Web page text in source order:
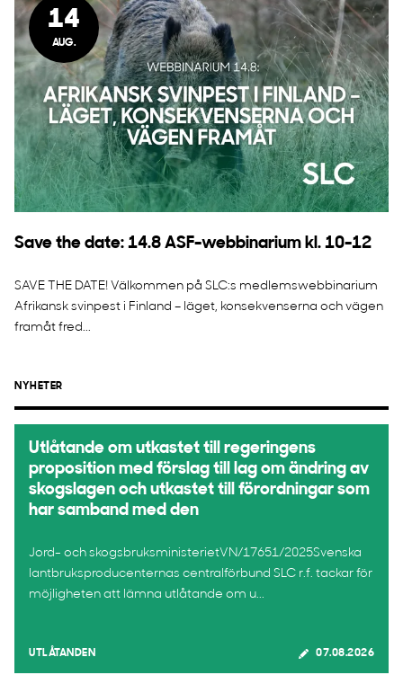
14
AUG.
Save the date: 14.8 ASF-webbinarium kl. 10-12
SAVE THE DATE! Välkommen på SLC:s medlemswebbinarium
Afrikansk svinpest i Finland – läget, konsekvenserna och vägen
framåt fred...
NYHETER
Utlåtande om utkastet till regeringens
proposition med förslag till lag om ändring av
skogslagen och utkastet till förordningar som
har samband med den
Jord- och skogsbruksministerietVN/17651/2025Svenska
lantbruksproducenternas centralförbund SLC r.f. tackar för
möjligheten att lämna utlåtande om u...
UTLÅTANDEN 07.08.2026